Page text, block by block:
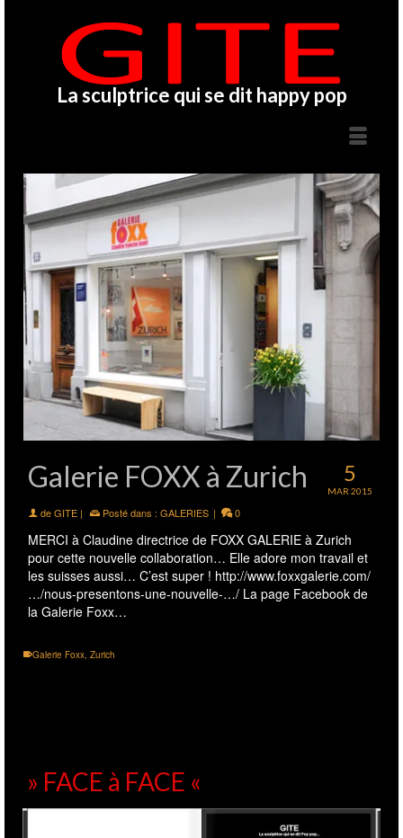
La sculptrice qui se dit happy pop
5
MAR 2015
Galerie FOXX à Zurich
deGITE | Posté dans : GALERIES | 0
MERCI à Claudine directrice de FOXX GALERIE à Zurich
pour cette nouvelle collaboration… Elle adore mon travail et
les suisses aussi… C’est super ! http://www.foxxgalerie.com/
…/nous-presentons-une-nouvelle-…/ La page Facebook de
la Galerie Foxx…
Galerie Foxx, Zurich
» FACE à FACE «